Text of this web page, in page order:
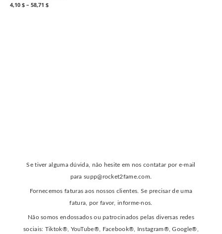
4,10 $ – 58,71 $
Se tiver alguma dúvida, não hesite em nos contatar por e-mail
parasupp@rocket2fame.com.
Fornecemos faturas aos nossos clientes. Se precisar de uma
fatura, por favor, informe-nos.
Não somos endossados ou patrocinados pelas diversas redes
sociais: Tiktok®, YouTube®, Facebook®, Instagram®, Google®,